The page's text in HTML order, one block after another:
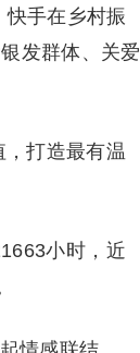
手在乡村振
发群体、关爱
打造最有温
小时，近